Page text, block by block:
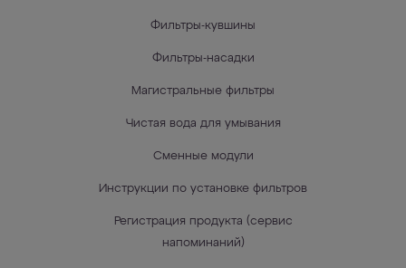
Фильтры-кувшины
Фильтры-насадки
Магистральные фильтры
Чистая вода для умывания
Сменные модули
Инструкции по установке фильтров
Регистрация продукта (сервис
напоминаний)